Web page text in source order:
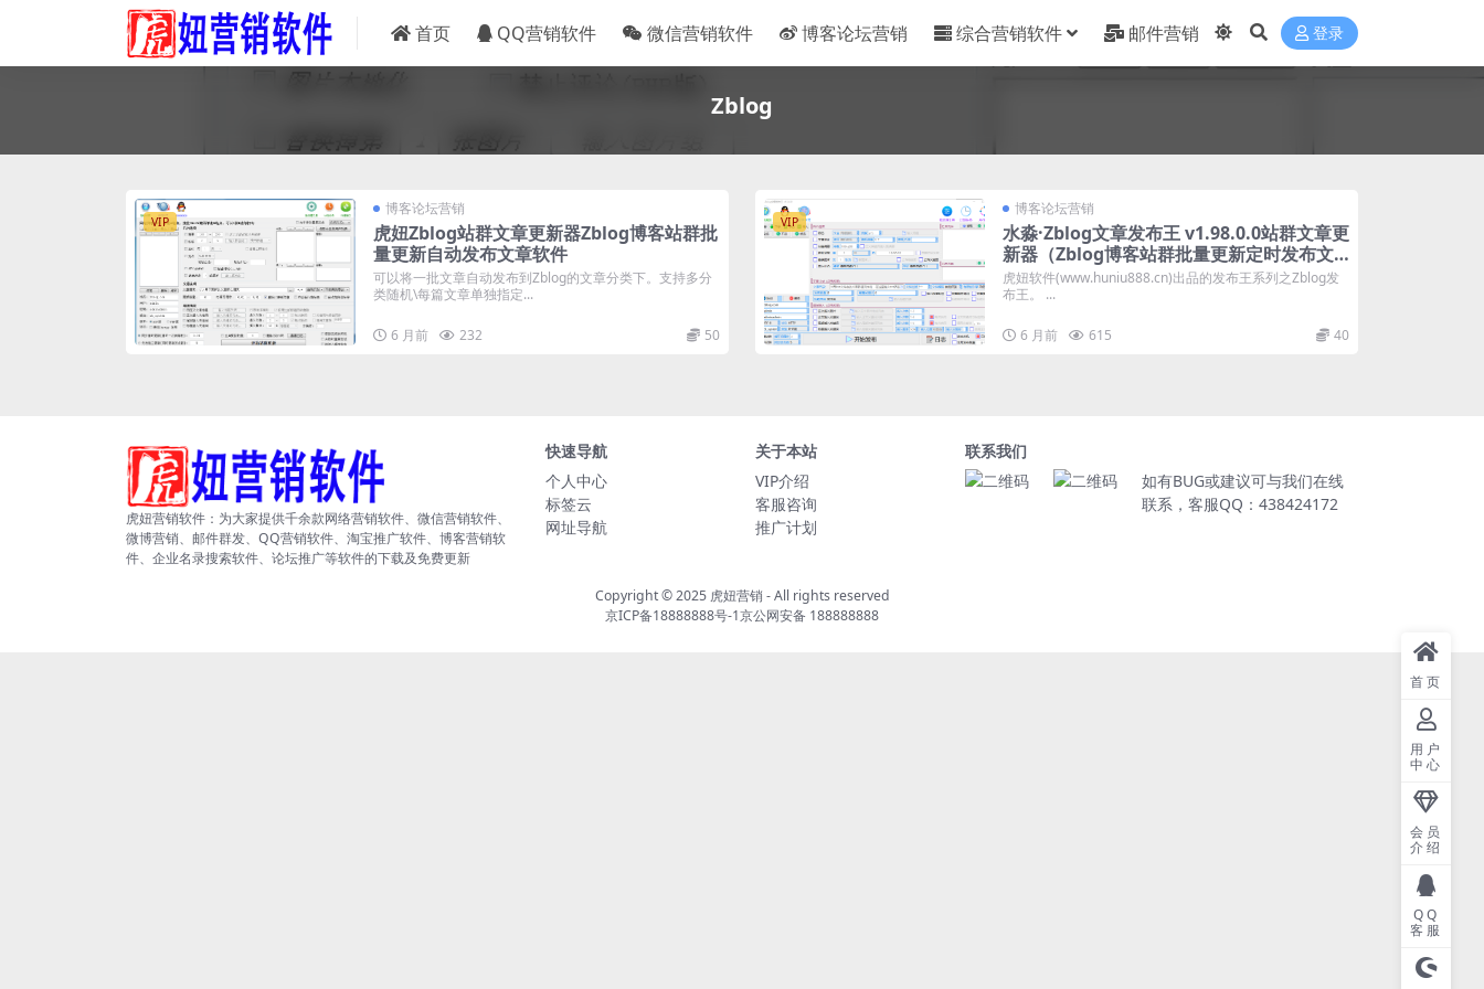
首页 QQ营销软件 微信营销软件 博客论坛营销 综合营销软件 邮件营销 登录
Zblog
VIP
博客论坛营销
虎妞Zblog站群文章更新器Zblog博客站群批
量更新自动发布文章软件
可以将一批文章自动发布到Zblog的文章分类下。支持多分
类随机\每篇文章单独指定...
6 月前 232 50
VIP
博客论坛营销
水淼·Zblog文章发布王 v1.98.0.0站群文章更
新器（Zblog博客站群批量更新定时发布文
章软件）
虎妞软件(www.huniu888.cn)出品的发布王系列之Zblog发
布王。 ...
6 月前 615 40
虎妞营销软件：为大家提供千余款网络营销软件、微信营销软件、
微博营销、邮件群发、QQ营销软件、淘宝推广软件、博客营销软
件、企业名录搜索软件、论坛推广等软件的下载及免费更新
快速导航
个人中心
标签云
网址导航
关于本站
VIP介绍
客服咨询
推广计划
联系我们
如有BUG或建议可与我们在线
联系，客服QQ：438424172
Copyright © 2025 虎妞营销- All rights reserved
京ICP备18888888号-1京公网安备 188888888
首页
用户
中心
会员
介绍
QQ
客服